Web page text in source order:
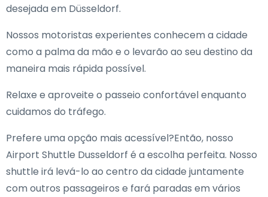
desejada em Düsseldorf.
Nossos motoristas experientes conhecem a cidade
como a palma da mão e o levarão ao seu destino da
maneira mais rápida possível.
Relaxe e aproveite o passeio confortável enquanto
cuidamos do tráfego.
Prefere uma opção mais acessível?Então, nosso
Airport Shuttle Dusseldorf é a escolha perfeita. Nosso
shuttle irá levá-lo ao centro da cidade juntamente
com outros passageiros e fará paradas em vários